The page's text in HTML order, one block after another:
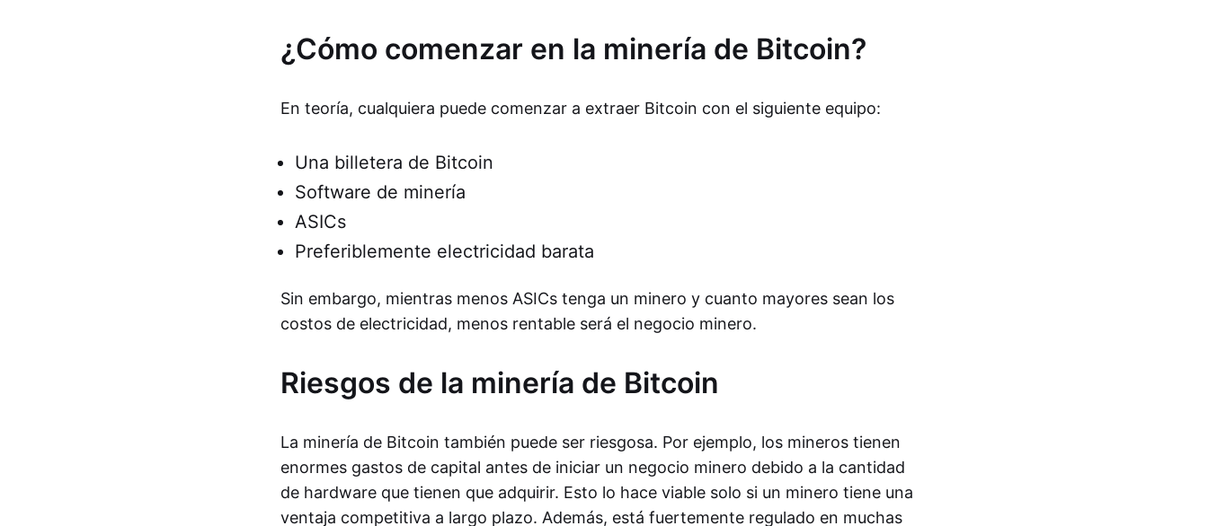
¿Cómo comenzar en la minería de Bitcoin?
En teoría, cualquiera puede comenzar a extraer Bitcoin con el siguiente equipo:
Una billetera de Bitcoin
Software de minería
ASICs
Preferiblemente electricidad barata
Sin embargo, mientras menos ASICs tenga un minero y cuanto mayores sean los
costos de electricidad, menos rentable será el negocio minero.
Riesgos de la minería de Bitcoin
La minería de Bitcoin también puede ser riesgosa. Por ejemplo, los mineros tienen
enormes gastos de capital antes de iniciar un negocio minero debido a la cantidad
de hardware que tienen que adquirir. Esto lo hace viable solo si un minero tiene una
ventaja competitiva a largo plazo. Además, está fuertemente regulado en muchas